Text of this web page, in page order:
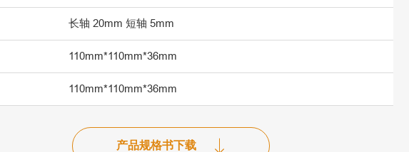
长轴 20mm 短轴 5mm
110mm*110mm*36mm
110mm*110mm*36mm
产品规格书下载